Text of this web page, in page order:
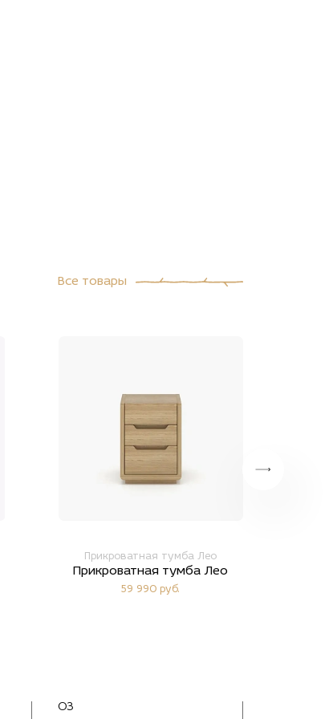
Все товары
Прикроватная тумба Лео
Прикроватная тумба Лео
59 990 руб.
03